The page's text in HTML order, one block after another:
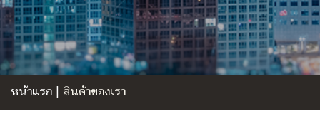
หน้าแรก | สินค้าของเรา